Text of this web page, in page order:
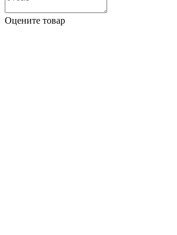
Оцените товар